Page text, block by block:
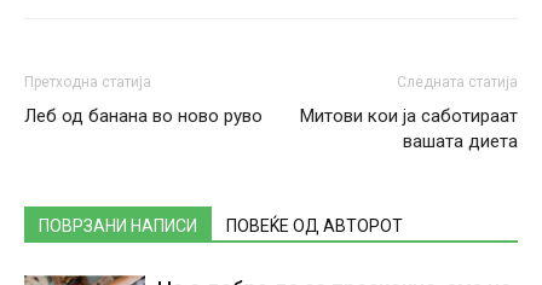
Претходна статија
Леб од банана во ново руво
Следната статија
Митови кои ја саботираат
вашата диета
ПОВРЗАНИ НАПИСИ ПОВЕЌЕ ОД АВТОРОТ